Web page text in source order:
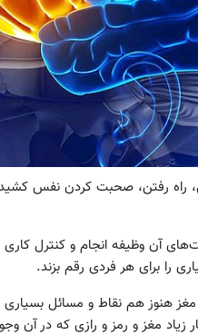
رفتن، صحبت کردن نفس
آن وظیفه انجام و کنترل
را برای هر فردی رقم بزند.
هنوز هم نقاط و مسائل بسیاری
زیاد مغز و رمز و رازی که در آن
! | فقط ۲۵ میلیون !
رزرورایگان نوبت